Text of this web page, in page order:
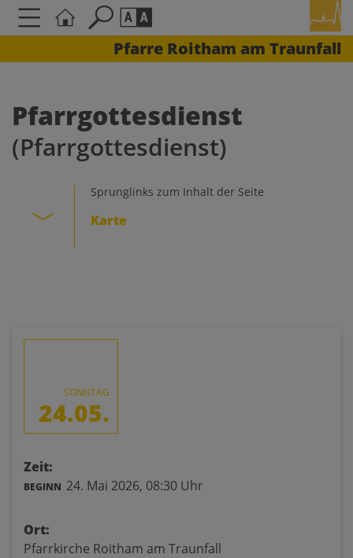
Pfarre Roitham am Traunfall
Schriftgröße
AAA
Kontrasteinstellungen
A
Pfarrgottesdienst
(Pfarrgottesdienst)
Sprunglinks zum Inhalt der Seite
Karte
SONNTAG
24.05.
Zeit:
BEGINN 24. Mai 2026, 08:30 Uhr
Ort:
Pfarrkirche Roitham am Traunfall